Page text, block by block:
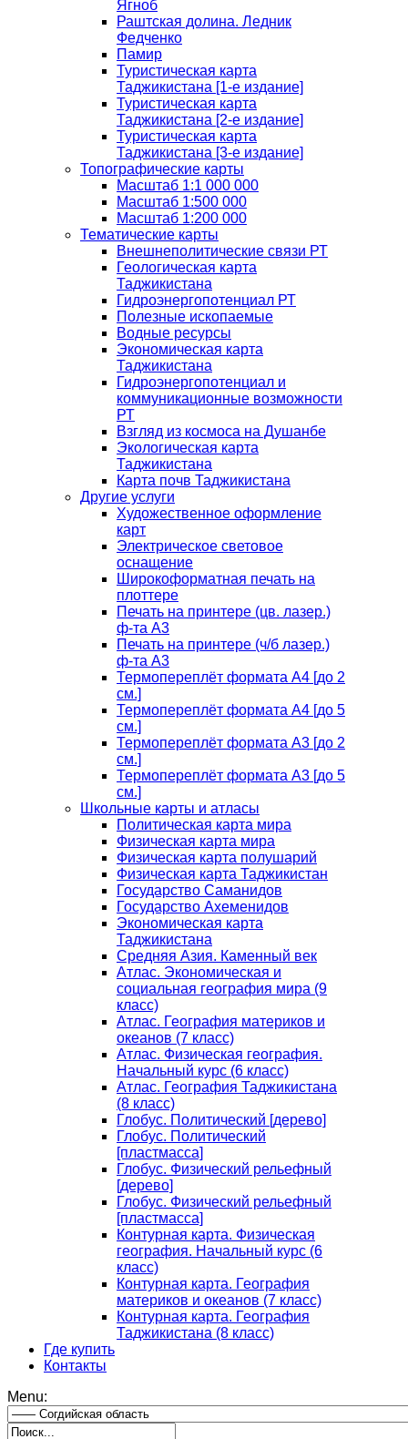
Ягноб
Раштская долина. Ледник
Федченко
Памир
Туристическая карта
Таджикистана [1-е издание]
Туристическая карта
Таджикистана [2-е издание]
Туристическая карта
Таджикистана [3-е издание]
Топографические карты
Масштаб 1:1 000 000
Масштаб 1:500 000
Масштаб 1:200 000
Тематические карты
Внешнеполитические связи РТ
Геологическая карта
Таджикистана
Гидроэнергопотенциал РТ
Полезные ископаемые
Водные ресурсы
Экономическая карта
Таджикистана
Гидроэнергопотенциал и
коммуникационные возможности
РТ
Взгляд из космоса на Душанбе
Экологическая карта
Таджикистана
Карта почв Таджикистана
Другие услуги
Художественное оформление
карт
Электрическое световое
оснащение
Широкоформатная печать на
плоттере
Печать на принтере (цв. лазер.)
ф-та А3
Печать на принтере (ч/б лазер.)
ф-та А3
Термопереплёт формата А4 [до 2
см.]
Термопереплёт формата А4 [до 5
см.]
Термопереплёт формата А3 [до 2
см.]
Термопереплёт формата А3 [до 5
см.]
Школьные карты и атласы
Политическая карта мира
Физическая карта мира
Физическая карта полушарий
Физическая карта Таджикистан
Государство Саманидов
Государство Ахеменидов
Экономическая карта
Таджикистана
Средняя Азия. Каменный век
Атлас. Экономическая и
социальная география мира (9
класс)
Атлас. География материков и
океанов (7 класс)
Атлас. Физическая география.
Начальный курс (6 класс)
Атлас. География Таджикистана
(8 класс)
Глобус. Политический [дерево]
Глобус. Политический
[пластмасса]
Глобус. Физический рельефный
[дерево]
Глобус. Физический рельефный
[пластмасса]
Контурная карта. Физическая
география. Начальный курс (6
класс)
Контурная карта. География
материков и океанов (7 класс)
Контурная карта. География
Таджикистана (8 класс)
Где купить
Контакты
Menu: